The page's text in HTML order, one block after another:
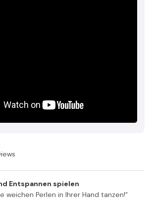
Entspannen spielen
weichen Perlen in Ihrer Hand tanzen!“